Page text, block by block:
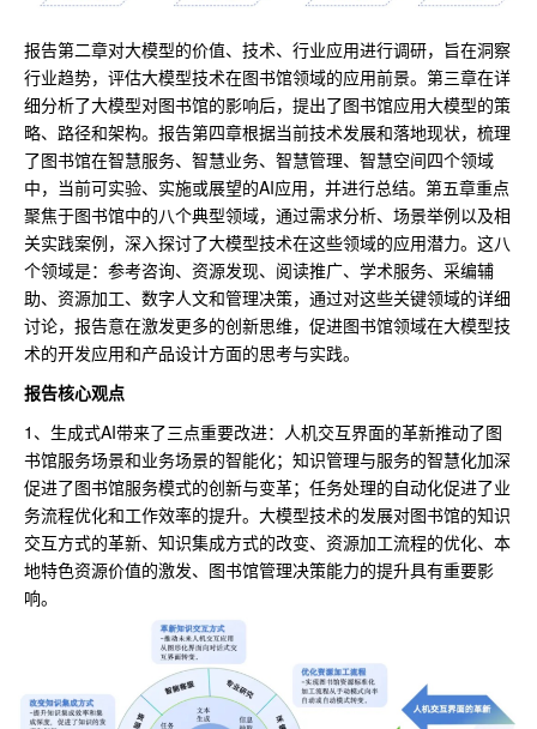
报告第二章对大模型的价值、技术、行业应用进行调研，旨在洞察
行业趋势，评估大模型技术在图书馆领域的应用前景。第三章在详
细分析了大模型对图书馆的影响后，提出了图书馆应用大模型的策
略、路径和架构。报告第四章根据当前技术发展和落地现状，梳理
了图书馆在智慧服务、智慧业务、智慧管理、智慧空间四个领域
中，当前可实验、实施或展望的AI应用，并进行总结。第五章重点
聚焦于图书馆中的八个典型领域，通过需求分析、场景举例以及相
关实践案例，深入探讨了大模型技术在这些领域的应用潜力。这八
个领域是：参考咨询、资源发现、阅读推广、学术服务、采编辅
助、资源加工、数字人文和管理决策，通过对这些关键领域的详细
讨论，报告意在激发更多的创新思维，促进图书馆领域在大模型技
术的开发应用和产品设计方面的思考与实践。
报告核心观点
1、生成式AI带来了三点重要改进：人机交互界面的革新推动了图
书馆服务场景和业务场景的智能化；知识管理与服务的智慧化加深
促进了图书馆服务模式的创新与变革；任务处理的自动化促进了业
务流程优化和工作效率的提升。大模型技术的发展对图书馆的知识
交互方式的革新、知识集成方式的改变、资源加工流程的优化、本
地特色资源价值的激发、图书馆管理决策能力的提升具有重要影
响。